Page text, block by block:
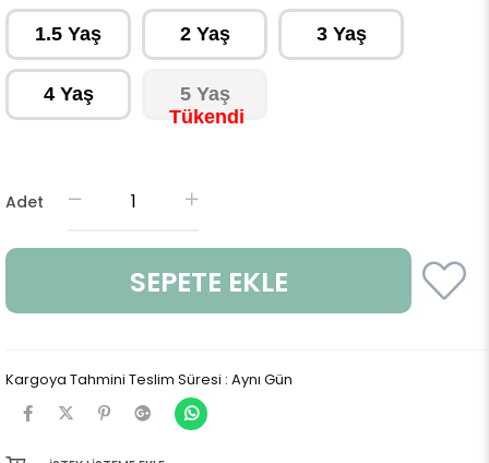
1.5 Yaş 2 Yaş 3 Yaş
4 Yaş 5 Yaş
Adet
Kargoya Tahmini Teslim Süresi : Aynı Gün